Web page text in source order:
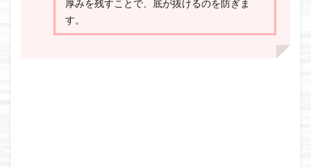
厚みを残すことで、底が抜けるのを防ぎま
す。